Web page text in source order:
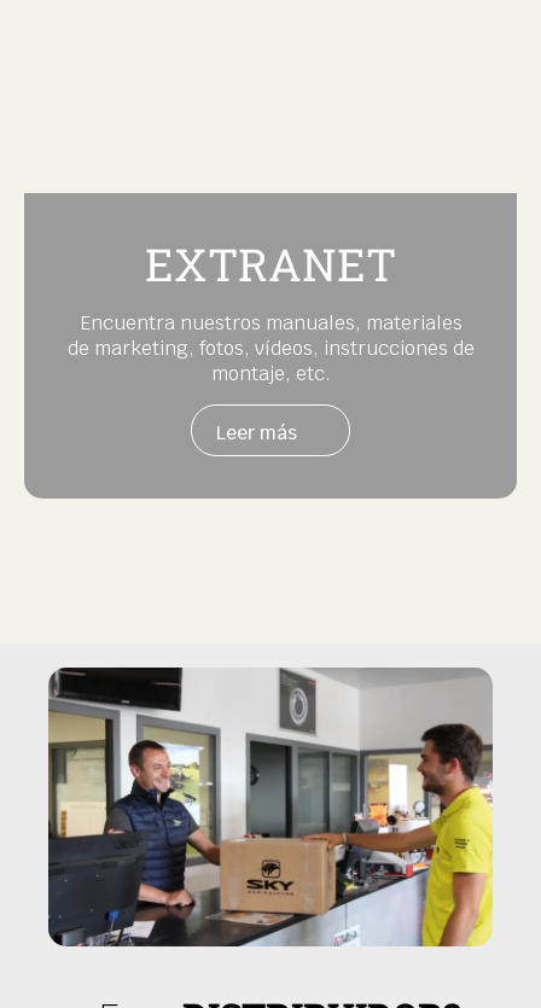
EXTRANET
Encuentra nuestros manuales, materiales
de marketing, fotos, vídeos, instrucciones de
montaje, etc.
Leer más